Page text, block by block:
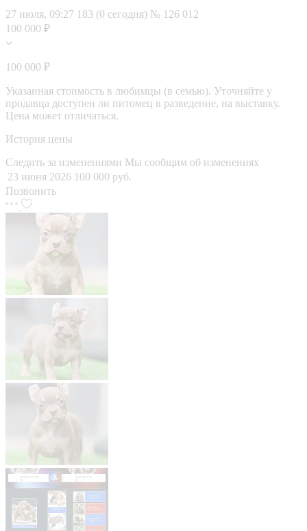
27 июля, 09:27 183 (0 сегодня) № 126 012
100 000 ₽
100 000 ₽
Указанная стоимость в любимцы (в семью). Уточняйте у
продавца доступен ли питомец в разведение, на выставку.
Цена может отличаться.
История цены
Следить за изменениями Мы сообщим об изменениях
23 июня 2026 100 000 руб.
Позвонить